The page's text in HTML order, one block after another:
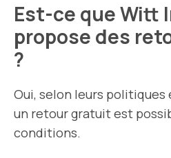
Est-ce que Witt
propose des
?
Oui, selon leurs politiques
un retour gratuit est
conditions.